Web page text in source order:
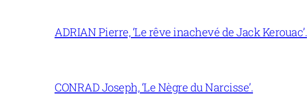
ADRIAN Pierre, ‘Le rêve inachevé de Jack Kerouac’.
CONRAD Joseph, ‘Le Nègre du Narcisse’.